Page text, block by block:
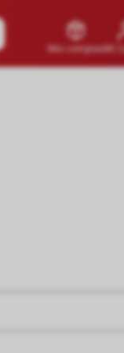
Mis comprasMi